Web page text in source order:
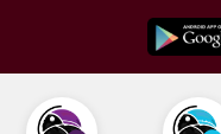
content